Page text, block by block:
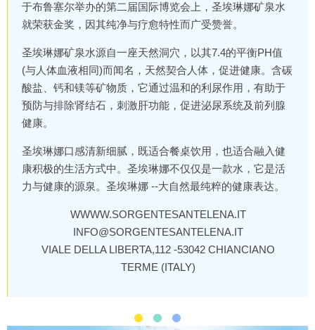
于布鲁塞尔举办的第二届国际博览会上，圣埃琳娜矿泉水
就荣获金奖，因其纯净与疗愈特性而广受赞誉。
圣埃琳娜矿泉水源自一座天然洞穴，以其7.4的平衡PH值
(与人体血液相同)而闻名，天然契合人体，促进健康。含碳
酸盐、钙和镁等矿物质，它通过温和的利尿作用，有助于
预防与排除肾结石，刺激肝功能，促进泌尿系统及前列腺
健康。
圣埃琳娜口感清新细腻，既适合餐桌饮用，也适合融入健
康积极的生活方式中。圣埃琳娜不仅仅是一款水，它是活
力与健康的源泉。圣埃琳娜 --大自然最纯粹的健康表达。
WWWW.SORGENTESANTELENA.IT
INFO@SORGENTESANTELENA.IT
VIALE DELLA LIBERTA,112 -53042 CHIANCIANO
TERME (ITALY)